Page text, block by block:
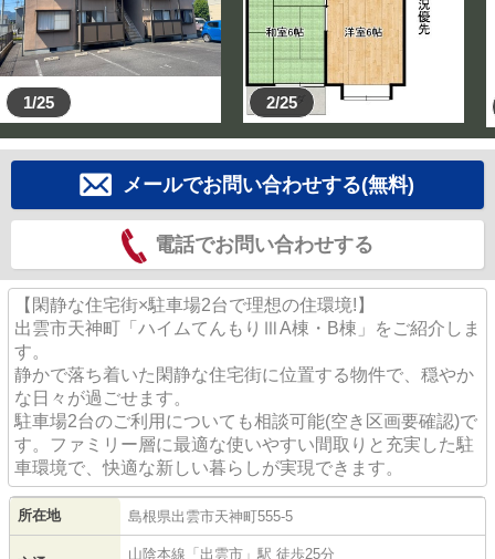
1/25 2/25
メールでお問い合わせする(無料)
電話でお問い合わせする
【閑静な住宅街×駐車場2台で理想の住環境!】
出雲市天神町「ハイムてんもりⅢA棟・B棟」をご紹介しま
す。
静かで落ち着いた閑静な住宅街に位置する物件で、穏やか
な日々が過ごせます。
駐車場2台のご利用についても相談可能(空き区画要確認)で
す。ファミリー層に最適な使いやすい間取りと充実した駐
車環境で、快適な新しい暮らしが実現できます。
所在地 島根県出雲市天神町555-5
山陰本線 「 出雲市 」駅 徒歩25分